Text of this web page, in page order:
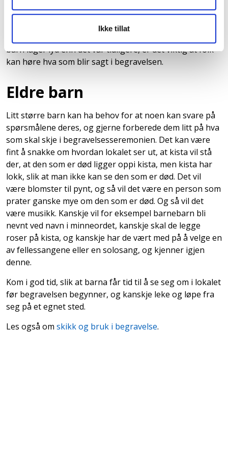
Ikke tillat
Det kan også være lurt å avtale på forhånd hvem som
tar ansvaret, dersom det blir behov for ta med seg
barn lager lyd enn det var tidligere, er det viktig at folk
kan høre hva som blir sagt i begravelsen.
Eldre barn
Litt større barn kan ha behov for at noen kan svare på
spørsmålene deres, og gjerne forberede dem litt på hva
som skal skje i begravelsesseremonien. Det kan være
fint å snakke om hvordan lokalet ser ut, at kista vil stå
der, at den som er død ligger oppi kista, men kista har
lokk, slik at man ikke kan se den som er død. Det vil
være blomster til pynt, og så vil det være en person som
prater ganske mye om den som er død. Og så vil det
være musikk. Kanskje vil for eksempel barnebarn bli
nevnt ved navn i minneordet, kanskje skal de legge
roser på kista, og kanskje har de vært med på å velge en
av fellessangene eller en solosang, og kjenner igjen
denne.
Kom i god tid, slik at barna får tid til å se seg om i lokalet
før begravelsen begynner, og kanskje leke og løpe fra
seg på et egnet sted.
Les også om skikk og bruk i begravelse.